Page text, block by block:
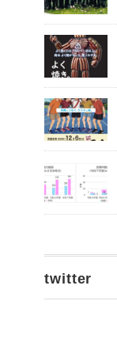
twitter